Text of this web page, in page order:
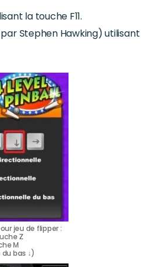
la touche F11.
Stephen Hawking) utilisant
jeu de flipper :
Z
M
bas ↓)